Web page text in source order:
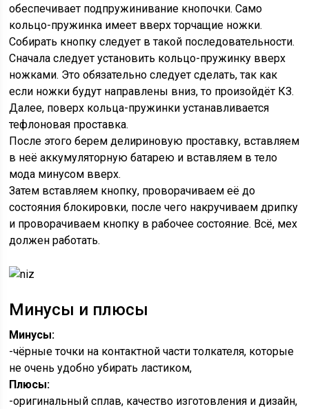
обеспечивает подпружинивание кнопочки. Само
кольцо-пружинка имеет вверх торчащие ножки.
Собирать кнопку следует в такой последовательности.
Сначала следует установить кольцо-пружинку вверх
ножками. Это обязательно следует сделать, так как
если ножки будут направлены вниз, то произойдёт КЗ.
Далее, поверх кольца-пружинки устанавливается
тефлоновая проставка.
После этого берем делириновую проставку, вставляем
в неё аккумуляторную батарею и вставляем в тело
мода минусом вверх.
Затем вставляем кнопку, проворачиваем её до
состояния блокировки, после чего накручиваем дрипку
и проворачиваем кнопку в рабочее состояние. Всё, мех
должен работать.
Минусы и плюсы
Минусы:
-чёрные точки на контактной части толкателя, которые
не очень удобно убирать ластиком,
Плюсы:
-оригинальный сплав, качество изготовления и дизайн,